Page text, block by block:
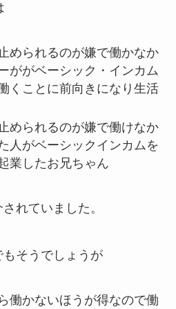
められるのが嫌で働かなか
ががベーシック・インカム
くことに前向きになり生活
められるのが嫌で働けなか
人がベーシックインカムを
業したお兄ちゃん
れていました。
そうでしょうが
働かないほうが得なので働